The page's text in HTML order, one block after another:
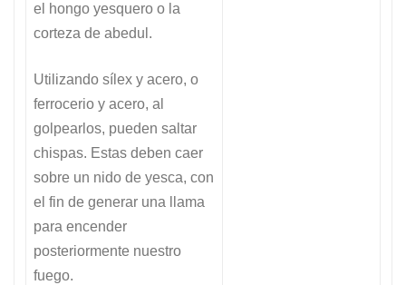
el hongo yesquero o la
corteza de abedul.
Utilizando sílex y acero, o
ferrocerio y acero, al
golpearlos, pueden saltar
chispas. Estas deben caer
sobre un nido de yesca, con
el fin de generar una llama
para encender
posteriormente nuestro
fuego.